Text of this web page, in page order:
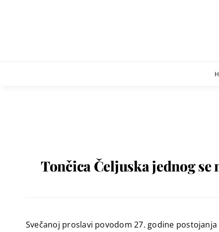
Tončica Čeljuska jednog se
Svečanoj proslavi povodom 27. godine